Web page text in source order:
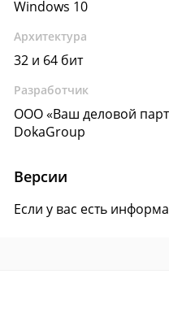
Windows 10
Архитектура
32 и 64 бит
Разработчик
ООО «Ваш деловой
DokaGroup
Версии
Если у вас есть